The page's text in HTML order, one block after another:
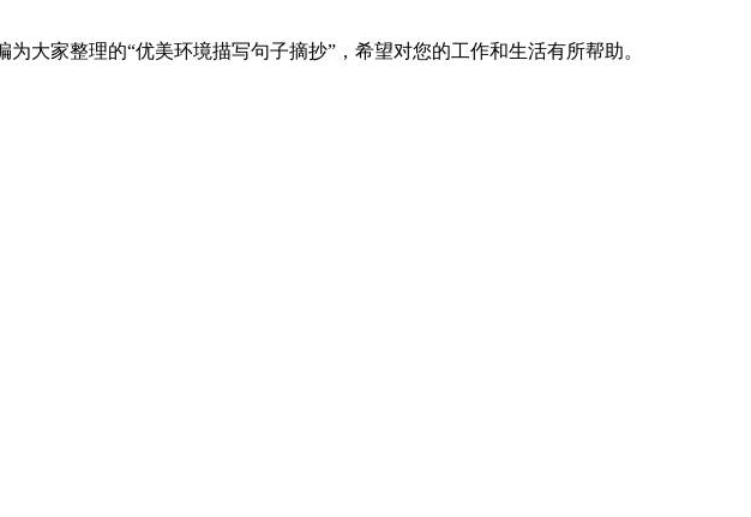
大家整理的“优美环境描写句子摘抄”，希望对您的工作和生活有所帮助。